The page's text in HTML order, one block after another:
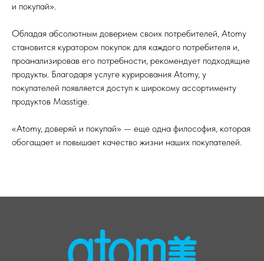
и покупай».
Обладая абсолютным доверием своих потребителей, Atomy
становится куратором покупок для каждого потребителя и,
проанализировав его потребности, рекомендует подходящие
продукты. Благодаря услуге курирования Atomy, у
покупателей появляется доступ к широкому ассортименту
продуктов Masstige.
«Atomy, доверяй и покупай» — еще одна философия, которая
обогащает и повышает качество жизни наших покупателей.